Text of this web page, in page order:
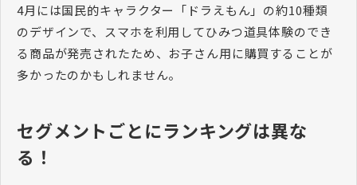
4月には国民的キャラクター「ドラえもん」の約10種類
のデザインで、スマホを利用してひみつ道具体験のでき
る商品が発売されたため、お子さん用に購買することが
多かったのかもしれません。
セグメントごとにランキングは異な
る！